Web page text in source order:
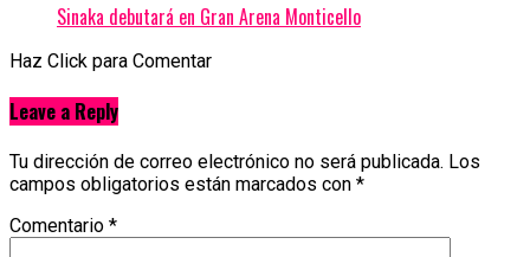
Sinaka debutará en Gran Arena Monticello
Haz Click para Comentar
Leave a Reply
Tu dirección de correo electrónico no será publicada. Los
campos obligatorios están marcados con *
Comentario *